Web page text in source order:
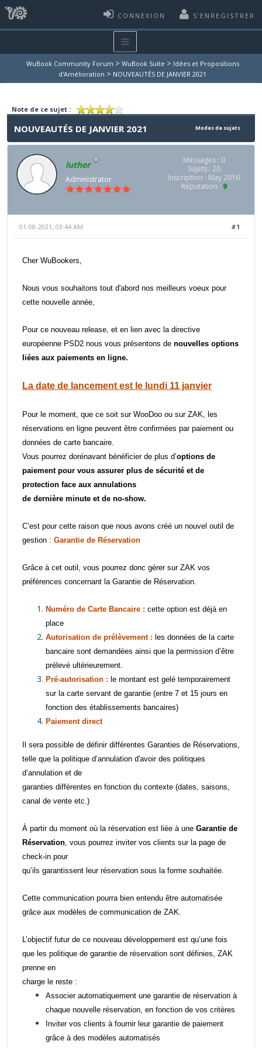
CONNEXION S’ENREGISTRER
WuBook Community Forum > WuBook Suite > Idées et Propositions
d'Amélioration > NOUVEAUTÉS DE JANVIER 2021
Note de ce sujet :
Modes de sujets
NOUVEAUTÉS DE JANVIER 2021
luther
Administrator
Messages : 0
Sujets : 20
Inscription : May 2016
Réputation : 9
#1
01-08-2021, 03:44 AM
Cher WuBookers,
Nous vous souhaitons tout d'abord nos meilleurs voeux pour
cette nouvelle année,
Pour ce nouveau release, et en lien avec la directive
européenne PSD2 nous vous présentons de nouvelles options
liées aux paiements en ligne.
La date de lancement est le lundi 11 janvier
Pour le moment, que ce soit sur WooDoo ou sur ZAK, les
réservations en ligne peuvent être confirmées par paiement ou
données de carte bancaire.
Vous pourrez dorénavant bénéficier de plus d’options de
paiement pour vous assurer plus de sécurité et de
protection face aux annulations
de dernière minute et de no-show.
C’est pour cette raison que nous avons créé un nouvel outil de
gestion : Garantie de Réservation
Grâce à cet outil, vous pourrez donc gérer sur ZAK vos
préférences concernant la Garantie de Réservation.
Numéro de Carte Bancaire : cette option est déjà en
place
Autorisation de prélèvement : les données de la carte
bancaire sont demandées ainsi que la permission d’être
prélevé ultérieurement.
Pré-autorisation : le montant est gelé temporairement
sur la carte servant de garantie (entre 7 et 15 jours en
fonction des établissements bancaires)
Paiement direct
Il sera possible de définir différentes Garanties de Réservations,
telle que la politique d’annulation d'avoir des politiques
d’annulation et de
garanties différentes en fonction du contexte (dates, saisons,
canal de vente etc.)
À partir du moment où la réservation est liée à une Garantie de
Réservation , vous pourrez inviter vos clients sur la page de
check-in pour
qu’ils garantissent leur réservation sous la forme souhaitée.
Cette communication pourra bien entendu être automatisée
grâce aux modèles de communication de ZAK.
L’objectif futur de ce nouveau développement est qu’une fois
que les politique de garantie de réservation sont définies, ZAK
prenne en
charge le reste :
Associer automatiquement une garantie de réservation à
chaque nouvelle réservation, en fonction de vos critères
Inviter vos clients à fournir leur garantie de paiement
grâce à des modèles automatisés